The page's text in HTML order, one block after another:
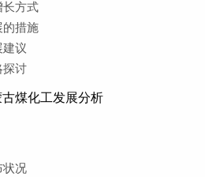
方式
措施
议
讨
煤化工发展分析
况